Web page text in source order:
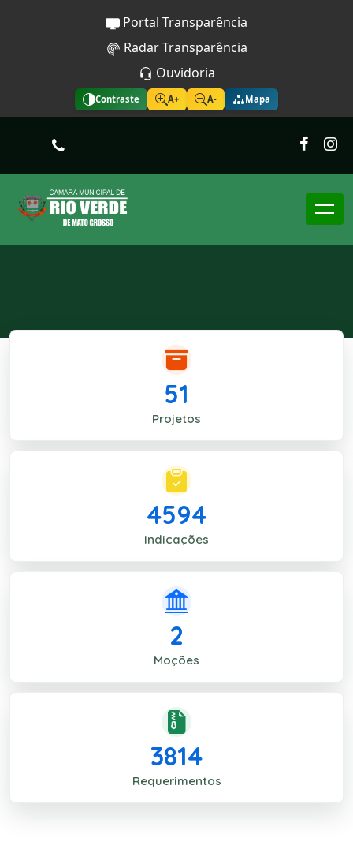
Portal Transparência
Radar Transparência
Ouvidoria
Contraste A+ A- Mapa
51
Projetos
4594
Indicações
2
Moções
3814
Requerimentos